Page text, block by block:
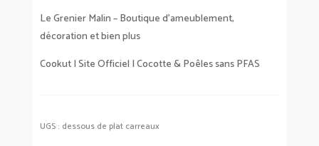
Le Grenier Malin – Boutique d’ameublement,
décoration et bien plus
Cookut | Site Officiel | Cocotte & Poêles sans PFAS
UGS : dessous de plat carreaux